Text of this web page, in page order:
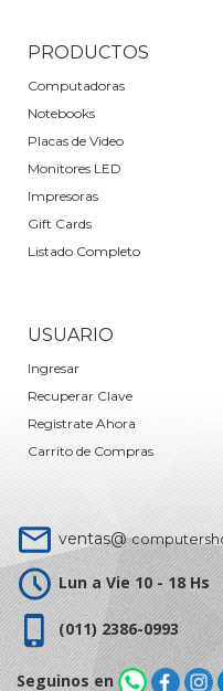
PRODUCTOS
Computadoras
Notebooks
Placas de Video
Monitores LED
Impresoras
Gift Cards
Listado Completo
USUARIO
Ingresar
Recuperar Clave
Registrate Ahora
Carrito de Compras
ventas@
Lun a Vie 10 - 18 Hs
(011) 2386-0993
Seguinos en